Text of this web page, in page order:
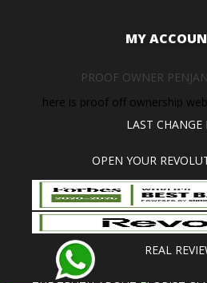
MY
PROOF OWNER
here is proof off ownership
LAST CHANGE
OPEN YOUR
REAL